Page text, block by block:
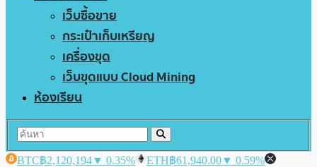
เว็บซื้อขาย
กระเป๋าเก็บเหรียญ
เครื่องขุด
เว็บขุดแบบ Cloud Mining
ห้องเรียน
BTC฿2,120,194▼ 0.35% ETH฿61,940.00▼ 0.59%